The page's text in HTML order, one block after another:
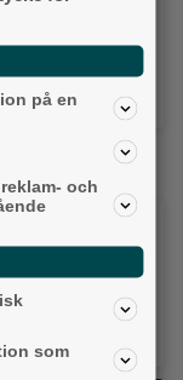
för hela
som att rena
och är helt
sociala medier.
på en
och
som